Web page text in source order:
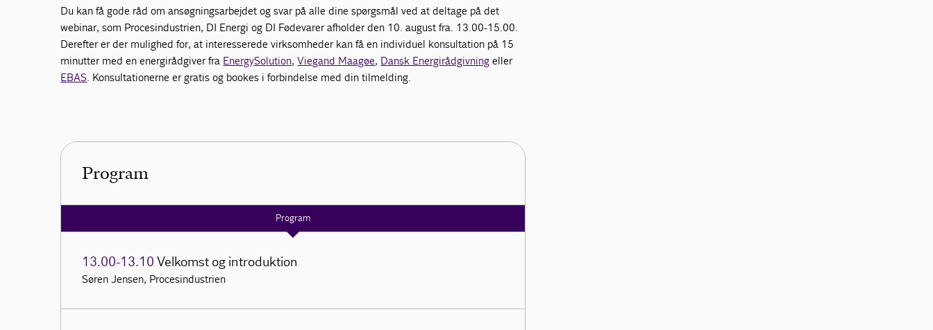
Du kan få gode råd om ansøgningsarbejdet og svar på alle dine spørgsmål ved at deltage på det
webinar, som Procesindustrien, DI Energi og DI Fødevarer afholder den 10. august fra. 13.00-15.00.
Derefter er der mulighed for, at interesserede virksomheder kan få en individuel konsultation på 15
minutter med en energirådgiver fra EnergySolution,Viegand Maagøe, Dansk Energirådgivning eller
EBAS. Konsultationerne er gratis og bookes i forbindelse med din tilmelding.
Program
Program
13.00-13.10 Velkomst og introduktion
Søren Jensen, Procesindustrien